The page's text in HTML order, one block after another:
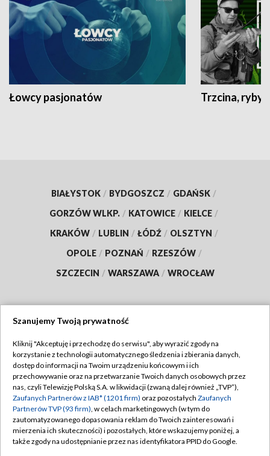
Łowcy pasjonatów Trzcina, ryby
BIAŁYSTOK / BYDGOSZCZ / GDAŃSK /
GORZÓW WLKP. / KATOWICE / KIELCE /
KRAKÓW / LUBLIN / ŁÓDŹ / OLSZTYN /
OPOLE / POZNAŃ / RZESZÓW /
SZCZECIN / WARSZAWA / WROCŁAW
TVP
Abonament TVP
Emisja w TVP
Centrum informacji TVP
Naziemna Telewizja Cyfrowa
Regulamin TVP
Polityka prywatności
Moje zgody
Pomoc
Szanujemy Twoją prywatność
Kliknij "Akceptuję i przechodzę do serwisu", aby wyrazić zgody na
korzystanie z technologii automatycznego śledzenia i zbierania danych,
dostęp do informacji na Twoim urządzeniu końcowym i ich
przechowywanie oraz na przetwarzanie Twoich danych osobowych przez
nas, czyli Telewizję Polską S.A. w likwidacji (zwaną dalej również „TVP”),
Zaufanych Partnerów z IAB* (1201 firm) oraz pozostałych Zaufanych
Partnerów TVP (93 firm), w celach marketingowych (w tym do
zautomatyzowanego dopasowania reklam do Twoich zainteresowań i
mierzenia ich skuteczności) i pozostałych, które wskazujemy poniżej, a
także zgody na udostępnianie przez nas identyfikatora PPID do Google.